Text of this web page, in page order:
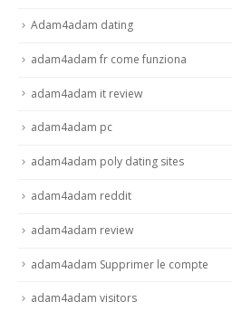
Adam4adam dating
adam4adam fr come funziona
adam4adam it review
adam4adam pc
adam4adam poly dating sites
adam4adam reddit
adam4adam review
adam4adam Supprimer le compte
adam4adam visitors